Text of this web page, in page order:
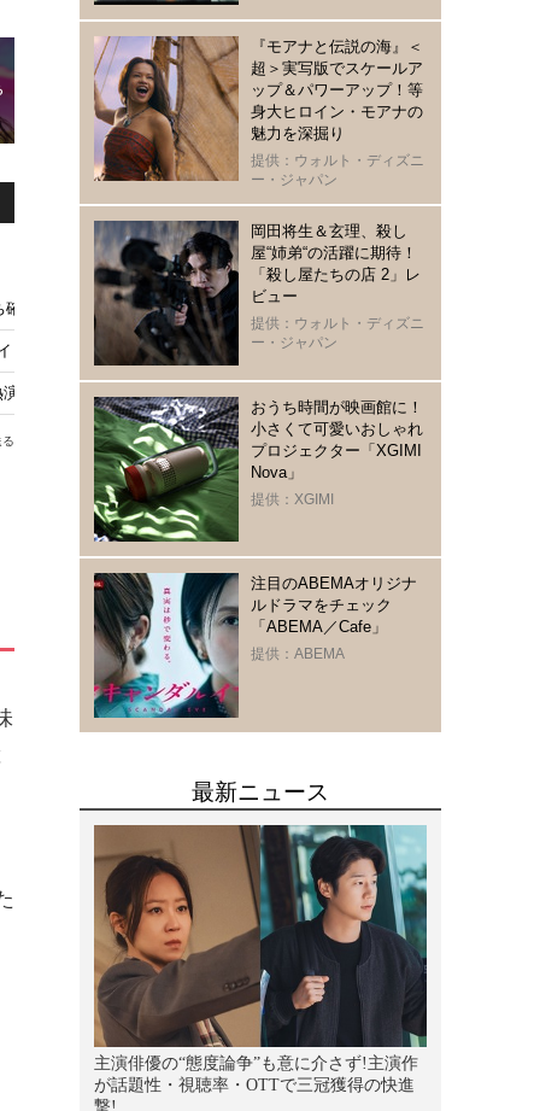
定”人気ボーイズオーディション5選
キ見したいオーディション番組5作品
の韓国ドラマ6選
『モアナと伝説の海』＜
超＞実写版でスケールア
ップ＆パワーアップ！等
身大ヒロイン・モアナの
魅力を深掘り
提供：ウォルト・ディズニ
ー・ジャパン
岡田将生＆玄理、殺し
屋“姉弟“の活躍に期待！
「殺し屋たちの店 2」レ
ビュー
提供：ウォルト・ディズニ
ー・ジャパン
おうち時間が映画館に！
小さくて可愛いおしゃれ
プロジェクター「XGIMI
Nova」
提供：XGIMI
注目のABEMAオリジナ
ルドラマをチェック
「ABEMA／Cafe」
提供：ABEMA